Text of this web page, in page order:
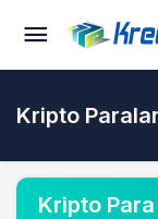
Kripto Paralar
Kripto Para